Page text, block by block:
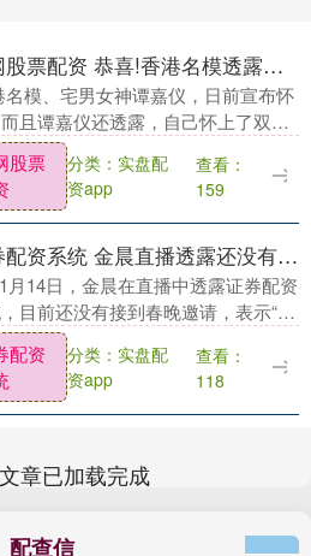
官网股票配资 恭喜!香港名模透露花高价进行试管婴儿，如愿怀上双胞胎
名模、宅男女神谭嘉仪，日前宣布怀
且谭嘉仪还透露，自己怀上了双胞
布喜讯之后官网股票配资，谭嘉仪
获了很多祝福，令她颇为感动！ 日
嘉仪再....
股票
分类：实盘配
资app
查看：
159
证券配资系统 金晨直播透露还没有接到春晚邀请：为啥呀？是我不够喜庆吗
14日，金晨在直播中透露证券配资
目前还没有接到春晚邀请，表示“为
是我不够喜庆吗”，金晨曾在2021年
年登上央视春晚舞台，....
配资
分类：实盘配
资app
查看：
118
章已加载完成
配查信